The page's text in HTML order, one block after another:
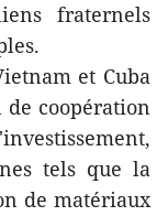
fraternels
et Cuba
coopération
tels que la
de matériaux